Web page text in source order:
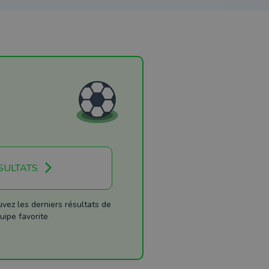
les derniers résultats de
favorite